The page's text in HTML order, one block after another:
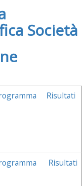
Società
Risultati
Risultati